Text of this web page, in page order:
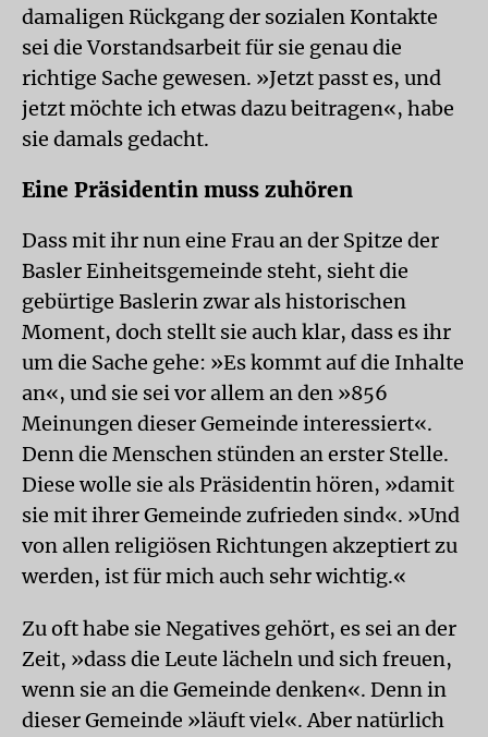
damaligen Rückgang der sozialen Kontakte
sei die Vorstandsarbeit für sie genau die
richtige Sache gewesen. »Jetzt passt es, und
jetzt möchte ich etwas dazu beitragen«, habe
sie damals gedacht.
Eine Präsidentin muss zuhören
Dass mit ihr nun eine Frau an der Spitze der
Basler Einheitsgemeinde steht, sieht die
gebürtige Baslerin zwar als historischen
Moment, doch stellt sie auch klar, dass es ihr
um die Sache gehe: »Es kommt auf die Inhalte
an«, und sie sei vor allem an den »856
Meinungen dieser Gemeinde interessiert«.
Denn die Menschen stünden an erster Stelle.
Diese wolle sie als Präsidentin hören, »damit
sie mit ihrer Gemeinde zufrieden sind«. »Und
von allen religiösen Richtungen akzeptiert zu
werden, ist für mich auch sehr wichtig.«
Zu oft habe sie Negatives gehört, es sei an der
Zeit, »dass die Leute lächeln und sich freuen,
wenn sie an die Gemeinde denken«. Denn in
dieser Gemeinde »läuft viel«. Aber natürlich